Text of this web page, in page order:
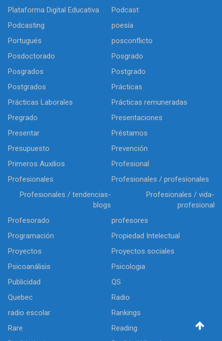
Plataforma Digital Educativa
Podcast
Podcasting
poesía
Portugués
posconflicto
Posdoctorado
Posgrado
Posgrados
Postgrado
Postgrados
Prácticas
Prácticas Laborales
Prácticas remuneradas
Pregrado
Presentaciones
Presentar
Préstamos
Presupuesto
Prevención
Primeros Auxilios
Profesional
Profesionales
Profesionales / profesionales
Profesionales / tendencias-
blogs
Profesionales / vida-
profesional
Profesorado
profesores
Programación
Propiedad Intelectual
Proyectos
Proyectos sociales
Psicoanálisis
Psicologia
Publicidad
QS
Quebec
Radio
radio escolar
Rankings
Rare
Reading